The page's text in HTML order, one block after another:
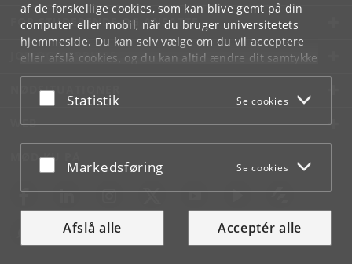
af de forskellige cookies, som kan blive gemt på din
computer eller mobil, når du bruger universitetets
hjemmeside. Du kan selv vælge om du vil acceptere
eller afslå cookies, og du kan altid ændre dit samtykke
underCookie- og privatlivspolitiksom du finder i
bunden af hver side.
Acceptér eller afslå
Statistik Se cookies
Acceptér eller afslå
Markedsføring Se cookies
Afslå alle Acceptér alle
FOR STUDERENDE OG ANSATTE
JOB OG KARRIERE
NØDSITUATIONER
WEB
MØD KU PÅ